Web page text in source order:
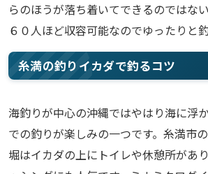
らのほうが落ち着いてできるのではな
６０人ほど収容可能なのでゆったりと
糸満の釣りイカダで釣るコツ
海釣りが中心の沖縄ではやはり海に浮
での釣りが楽しみの一つです。糸満市
堀はイカダの上にトイレや休憩所があ